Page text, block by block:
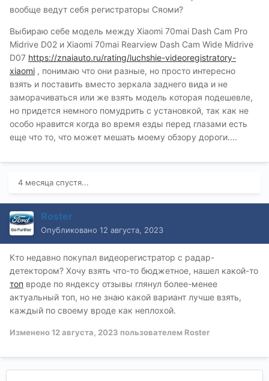
Присматриваюмодель А139.
вообще ведут себя регистраторы Сяоми?
Выбираю себе модель между Xiaomi 70mai Dash Cam Pro
Midrive D02 и Xiaomi 70mai Rearview Dash Cam Wide Midrive
D07 https://znaiauto.ru/rating/luchshie-videoregistratory-
xiaomi , понимаю что они разные, но просто интересно
взять и поставить вместо зеркала заднего вида и не
заморачиваться или же взять модель которая подешевле,
но придется немного помудрить с установкой, так как не
особо нравится когда во время езды перед глазами есть
еще что то, что может мешать моему обзору дороги....
4 месяца спустя...
Roster
Опубликовано 12 августа, 2023
Кто недавно покупал видеорегистратор с радар-
детектором? Хочу взять что-то бюджетное, нашел какой-то
топ вроде по яндексу отзывы глянул более-менее
актуальный топ, но не знаю какой вариант лучше взять,
каждый по своему вроде как неплохой.
Изменено12 августа, 2023 пользователем Roster